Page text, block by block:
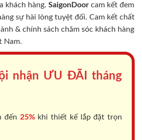
khách hàng. SaigonDoor cam kết đem
sự hài lòng tuyệt đối. Cam kết chất
& chính sách chăm sóc khách hàng
Nam.
nhận ƯU ĐÃI tháng
đến 25%khi thiết kế lắp đặt trọn